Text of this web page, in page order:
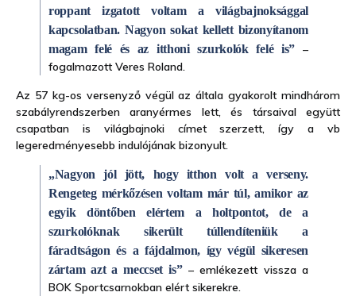
roppant izgatott voltam a világbajnoksággal
kapcsolatban. Nagyon sokat kellett bizonyítanom
magam felé és az itthoni szurkolók felé is” –
fogalmazott Veres Roland.
Az 57 kg-os versenyző végül az általa gyakorolt mindhárom
szabályrendszerben aranyérmes lett, és társaival együtt
csapatban is világbajnoki címet szerzett, így a vb
legeredményesebb indulójának bizonyult.
„Nagyon jól jött, hogy itthon volt a verseny.
Rengeteg mérkőzésen voltam már túl, amikor az
egyik döntőben elértem a holtpontot, de a
szurkolóknak sikerült túllendíteniük a
fáradtságon és a fájdalmon, így végül sikeresen
zártam azt a meccset is”– emlékezett vissza a
BOK Sportcsarnokban elért sikerekre.